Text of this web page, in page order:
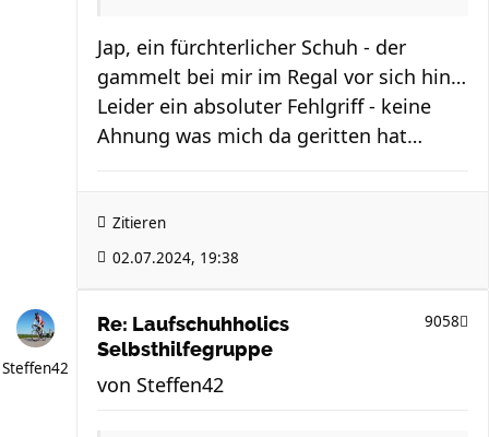
Jap, ein fürchterlicher Schuh - der
gammelt bei mir im Regal vor sich hin…
Leider ein absoluter Fehlgriff - keine
Ahnung was mich da geritten hat…
Zitieren
02.07.2024, 19:38
Steffen42
Re: Laufschuhholics
Selbsthilfegruppe
9058
von Steffen42